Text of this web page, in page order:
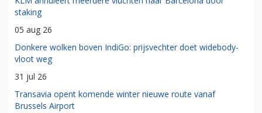
staking
05 aug 26
Donkere wolken boven IndiGo: prijsvechter doet widebody-
vloot weg
31 jul 26
Transavia opent komende winter nieuwe route vanaf
Brussels Airport